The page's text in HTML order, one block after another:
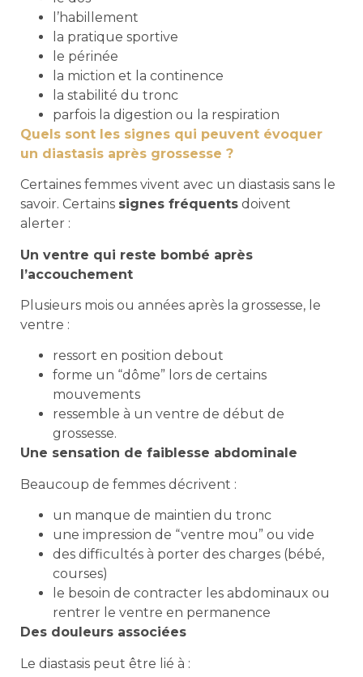
l’habillement
la pratique sportive
le périnée
la miction et la continence
la stabilité du tronc
parfois la digestion ou la respiration
Quels sont les signes qui peuvent évoquer
un diastasis après grossesse ?
Certaines femmes vivent avec un diastasis sans le
savoir. Certains signes fréquents doivent
alerter :
Un ventre qui reste bombé après
l’accouchement
Plusieurs mois ou années après la grossesse, le
ventre :
ressort en position debout
forme un “dôme” lors de certains
mouvements
ressemble à un ventre de début de
grossesse.
Une sensation de faiblesse abdominale
Beaucoup de femmes décrivent :
un manque de maintien du tronc
une impression de “ventre mou” ou vide
des difficultés à porter des charges (bébé,
courses)
le besoin de contracter les abdominaux ou
rentrer le ventre en permanence
Des douleurs associées
Le diastasis peut être lié à :